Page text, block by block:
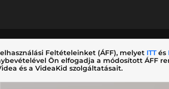
Feltételeinket (ÁFF), melyet ITTés
Ön elfogadja a módosított ÁFF
és a VideaKid szolgáltatásait.